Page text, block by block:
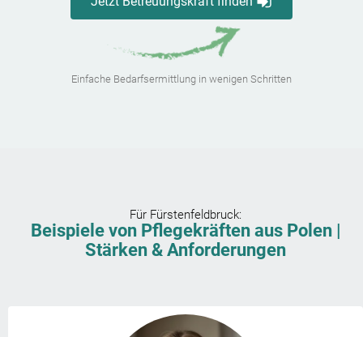
Einfache Bedarfsermittlung in wenigen Schritten
Für Fürstenfeldbruck:
Beispiele von Pflegekräften aus Polen |
Stärken & Anforderungen